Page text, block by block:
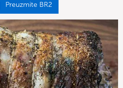
Preuzmite BR2